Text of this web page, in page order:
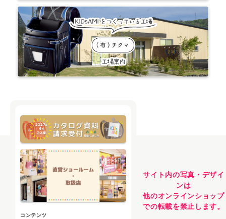
コンテンツ
サイト内の写真・デザイ
ンは
他のオンラインショップ
での転載を禁止します。